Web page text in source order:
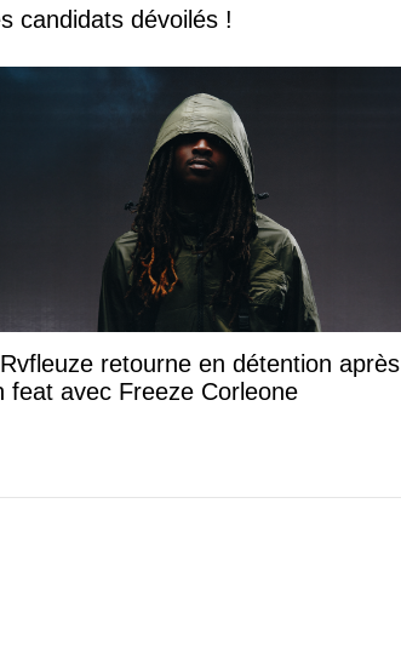
candidats dévoilés !
retourne en détention après
feat avec Freeze Corleone